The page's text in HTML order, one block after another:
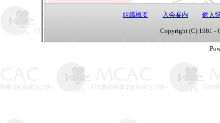
組織概要 入会案内 個人
Copyright (C) 1981 -